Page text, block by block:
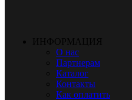
ИНФОРМАЦИЯ
О нас
Партнерам
Каталог
Контакты
Как оплатить